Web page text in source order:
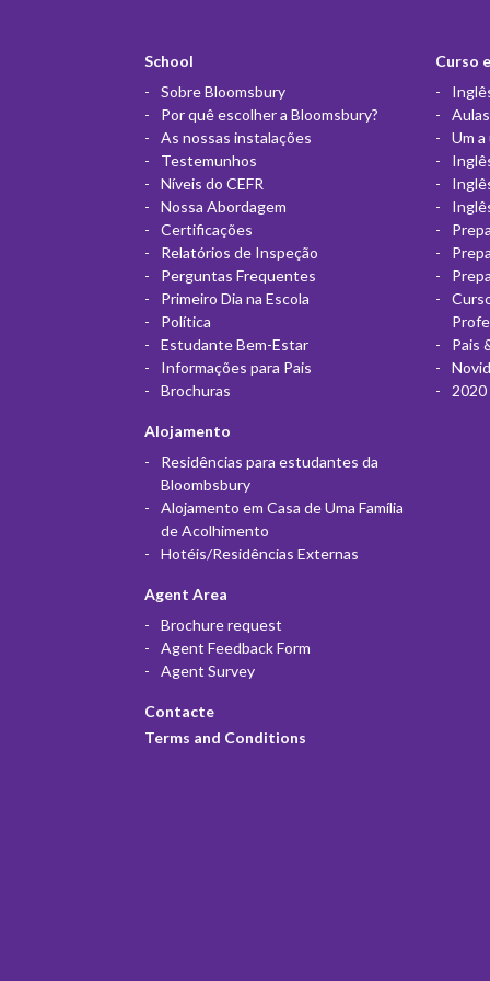
School
Sobre Bloomsbury
Por quê escolher a Bloomsbury?
As nossas instalações
Testemunhos
Níveis do CEFR
Nossa Abordagem
Certificações
Relatórios de Inspeção
Perguntas Frequentes
Primeiro Dia na Escola
Política
Estudante Bem-Estar
Informações para Pais
Brochuras
Alojamento
Residências para estudantes da
Bloombsbury
Alojamento em Casa de Uma Família
de Acolhimento
Hotéis/Residências Externas
Agent Area
Brochure request
Agent Feedback Form
Agent Survey
Contacte
Terms and Conditions
Curso
Um
Pais
2020